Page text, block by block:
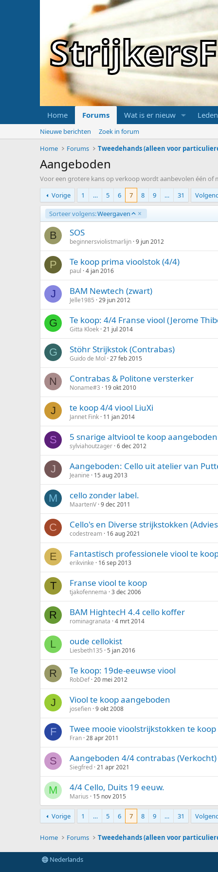
Home Forums Wat is er nieuw Leden
Nieuwe berichten
Zoek in forum
Home
Forums Tweedehands (alleen voor
Aangeboden
Voor een grotere kans op verkoop wordt aanbevolen één of
Vorige
1 … 5 6 7 8 9 … 31
Sorteer volgens:Weergaven
O
p
l
o
e
n
d
B SOS
beginnersviolistmarlijn 9 jun 2012
P Te koop prima vioolstok (4/4)
paul 4 jan 2016
J BAM Newtech (zwart)
Jelle1985 29 jun 2012
G Te koop: 4/4 Franse viool (Jerome
Gitta Kloek 21 jul 2014
G Stöhr Strijkstok (Contrabas)
Guido de Mol 27 feb 2015
N Contrabas & Politone versterker
Noname#3 19 okt 2010
J te koop 4/4 viool LiuXi
Jannet Fink 11 jan 2014
S 5 snarige altviool te koop aangeboden
sylviahoutzager 6 dec 2012
J Aangeboden: Cello uit atelier van
Jeanine 15 aug 2013
M cello zonder label.
MaartenV 9 dec 2011
C Cello's en Diverse strijkstokken
codestream 16 aug 2021
E Fantastisch professionele viool te
erikvinke 16 sep 2013
T Franse viool te koop
tjakofennema 3 dec 2006
R BAM HightecH 4.4 cello koffer
rominagranata 4 mrt 2014
L oude cellokist
Liesbeth135 5 jan 2016
R Te koop: 19de-eeuwse viool
RobDef 20 mei 2012
J Viool te koop aangeboden
josefien 9 okt 2008
F Twee mooie vioolstrijkstokken te koop
Fran 28 apr 2011
S Aangeboden 4/4 contrabas (Verkocht)
Siegfred 21 apr 2021
M 4/4 Cello, Duits 19 eeuw.
Marius 15 nov 2015
Vorige 1 … 5 6 7 8 9 … 31
Home Forums Tweedehands (alleen voor
Nederlands